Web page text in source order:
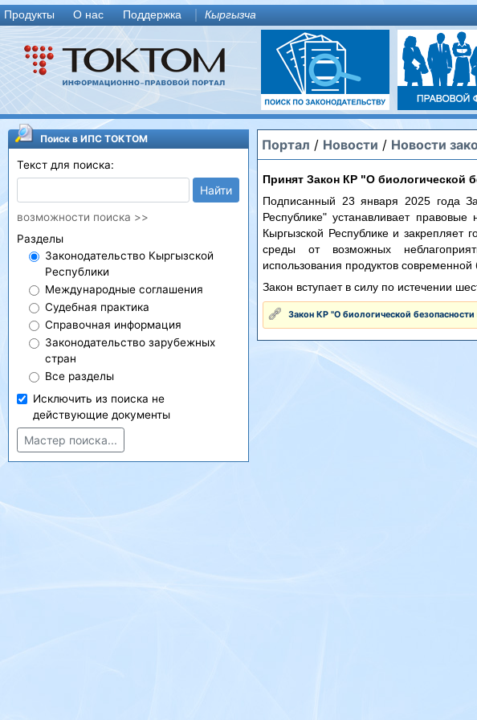
Продукты О нас Поддержка Кыргызча
Поиск в ИПС ТОКТОМ
Текст для поиска:
Найти
возможности поиска >>
Разделы
Законодательство Кыргызской
Республики
Международные соглашения
Судебная практика
Справочная информация
Законодательство зарубежных
стран
Все разделы
Исключить из поиска не
действующие документы
Мастер поиска...
Портал / Новости / Новости
Принят Закон КР "О биологической
Подписанный 23 января 2025 года
Республике" устанавливает
Кыргызской Республике и закрепляет
среды от возможных
использования продуктов современной
Закон вступает в силу по истечении
Закон КР "О биологической